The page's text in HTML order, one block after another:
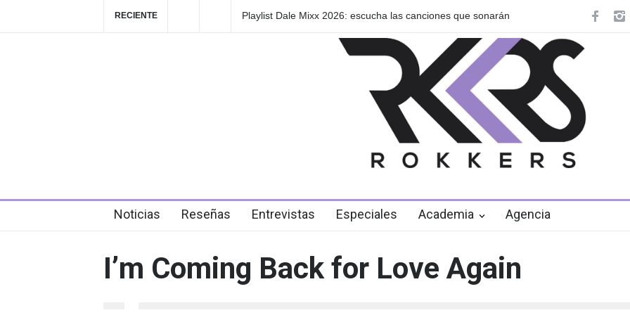
RECIENTE
Playlist Dale Mixx 2026: escucha las canciones que sonarán
GRLS anuncia su
Noticias Reseñas Entrevistas Especiales Academia Agencia
I’m Coming Back for Love Again